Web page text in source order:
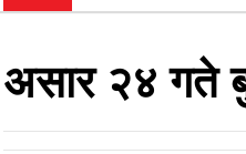
असार २४ गते